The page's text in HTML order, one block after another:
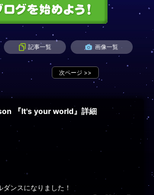
記事一覧 画像一覧
次ページ >>
『It's your world』詳細
ンスになりました！